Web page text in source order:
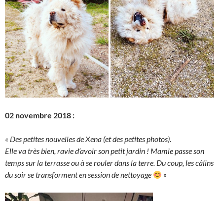
02 novembre 2018 :
« Des petites nouvelles de Xena (et des petites photos).
Elle va très bien, ravie d’avoir son petit jardin ! Mamie passe son
temps sur la terrasse ou à se rouler dans la terre. Du coup, les câlins
du soir se transforment en session de nettoyage
»